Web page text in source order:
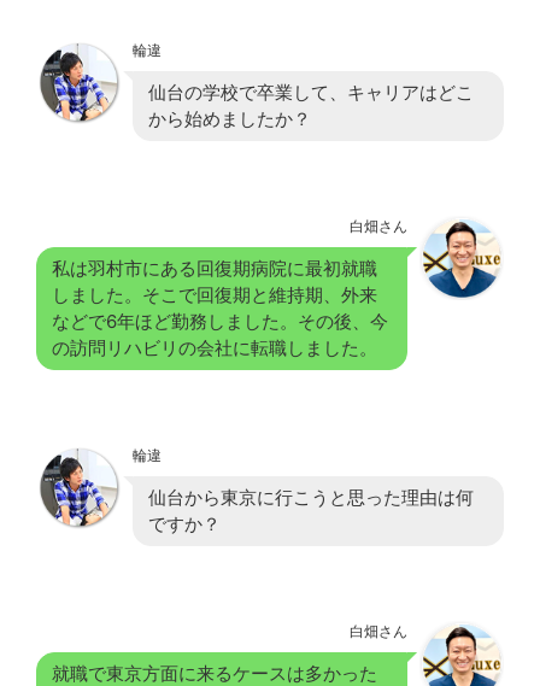
輪違
仙台の学校で卒業して、キャリアはどこ
から始めましたか？
白畑さん
私は羽村市にある回復期病院に最初就職
しました。そこで回復期と維持期、外来
などで6年ほど勤務しました。その後、今
の訪問リハビリの会社に転職しました。
輪違
仙台から東京に行こうと思った理由は何
ですか？
白畑さん
就職で東京方面に来るケースは多かった